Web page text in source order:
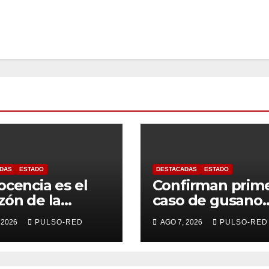
ESTADO
es el
de la
Rector
UATx
PULSO-RED
DESTACADAS ESTADO
Confirman
caso de gusano
barrenador en
humano en
Tlaxcala
AGO 7, 2026 PULSO-RED